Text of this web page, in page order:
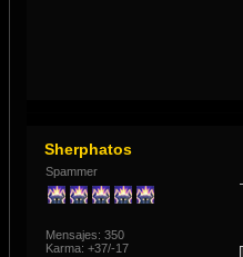
Sherphatos
Spammer
Mensajes: 350
Karma: +37/-17